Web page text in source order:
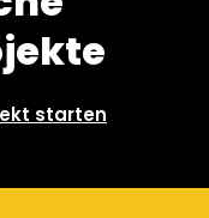
starten